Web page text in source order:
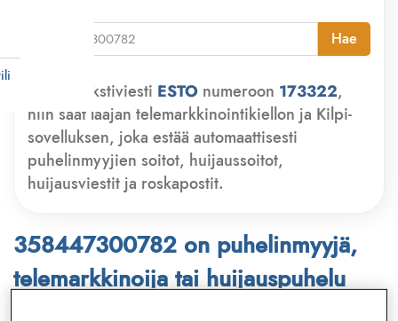
Hae
Lähetä tekstiviesti ESTO numeroon 173322,
niin saat laajan telemarkkinointikiellon ja Kilpi-
sovelluksen, joka estää automaattisesti
puhelinmyyjien soitot, huijaussoitot,
huijausviestit ja roskapostit.
358447300782 on puhelinmyyjä,
telemarkkinoija tai huijauspuhelu